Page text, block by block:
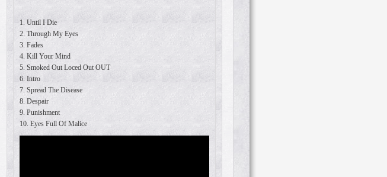
1. Until I Die
2. Through My Eyes
3. Fades
4. Kill Your Mind
5. Smoked Out Loced Out OUT
6. Intro
7. Spread The Disease
8. Despair
9. Punishment
10. Eyes Full Of Malice